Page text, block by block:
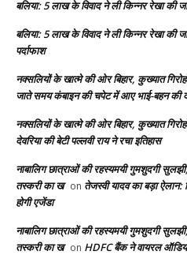
बलिया: 5 लाख के विवाद ने ली किन्नर रेखा की
बलिया: 5 लाख के विवाद ने ली किन्नर रेखा की
पर्दाफाश
नक्सलियों के खात्मे की ओर बिहार, कुख्यात
जाते समय कंबाइन की चपेट में आए भाई-बहन की
नक्सलियों के खात्मे की ओर बिहार, कुख्यात
देवरिया की बेटी पल्लवी राय ने रचा इतिहास
नाबालिग छात्राओं की रहस्यमयी गुमशुदगी
तस्करी का ख on तेजस्वी यादव का बड़ा ऐलान:
होगी एजेंडा
नाबालिग छात्राओं की रहस्यमयी गुमशुदगी
तस्करी का ख on HDFC बैंक ने वायरल ऑडियो